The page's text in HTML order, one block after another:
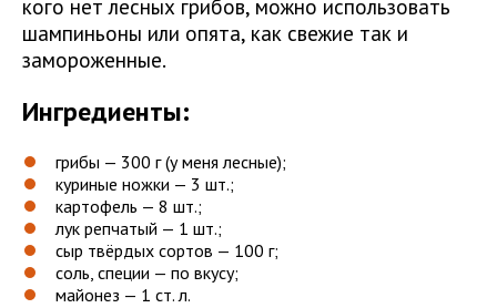
кого нет лесных грибов, можно использовать
шампиньоны или опята, как свежие так и
замороженные.
Ингредиенты:
грибы — 300 г (у меня лесные);
куриные ножки — 3 шт.;
картофель — 8 шт.;
лук репчатый — 1 шт.;
сыр твёрдых сортов — 100 г;
соль, специи — по вкусу;
майонез — 1 ст. л.